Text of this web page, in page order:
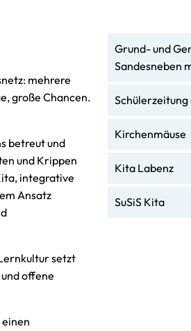
Spielothek
Freiwillige Feuerwehr
mehrere
große Chancen.
betreut und
und Krippen
integrative
Ansatz
setzt
offene
Grund- und
Sandesneben
Schülerzeitung
Kirchenmäuse
Kita Labenz
SuSiS Kita